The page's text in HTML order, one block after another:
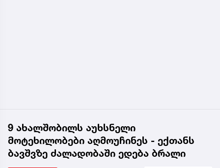
9 ახალშობილს აუხსნელი
მოტეხილობები აღმოუჩინეს - ექთანს
ბავშვზე ძალადობაში ედება ბრალი